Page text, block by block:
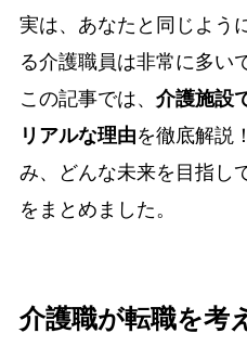
実は、あなたと同じよう
る介護職員は非常に多い
この記事では、 介護施設
リアルな理由を徹底解説
み、どんな未来を目指し
をまとめました。
介護職が転職を考